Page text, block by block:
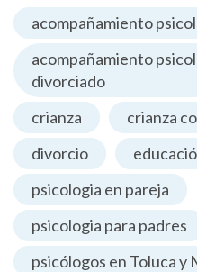
acompañamiento
acompañamiento
divorciado
crianza
crianza
divorcio
psicologia en pareja
psicologia para padres
psicólogos en Toluca y